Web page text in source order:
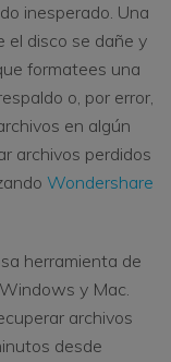
inesperado. Una
el disco se dañe y
formatees una
o, por error,
en algún
archivos perdidos
Wondershare
herramienta de
y Mac.
archivos
desde